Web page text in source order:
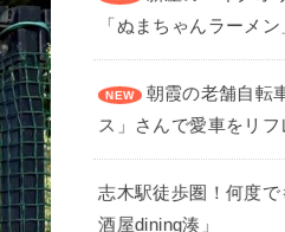
「ぬまちゃんラーメン
朝霞の老舗自転
ス」さんで愛車をリフ
志木駅徒歩圏！何度
酒屋dining湊」